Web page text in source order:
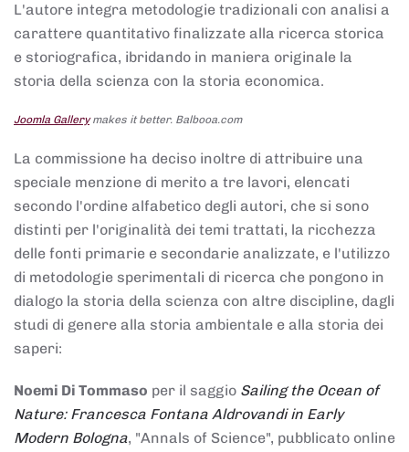
L'autore integra metodologie tradizionali con analisi a
carattere quantitativo finalizzate alla ricerca storica
e storiografica, ibridando in maniera originale la
storia della scienza con la storia economica.
Joomla Gallerymakes it better. Balbooa.com
La commissione ha deciso inoltre di attribuire una
speciale menzione di merito a tre lavori, elencati
secondo l'ordine alfabetico degli autori, che si sono
distinti per l'originalità dei temi trattati, la ricchezza
delle fonti primarie e secondarie analizzate, e l'utilizzo
di metodologie sperimentali di ricerca che pongono in
dialogo la storia della scienza con altre discipline, dagli
studi di genere alla storia ambientale e alla storia dei
saperi:
Noemi Di Tommaso per il saggio Sailing the Ocean of
Nature: Francesca Fontana Aldrovandi in Early
Modern Bologna, "Annals of Science", pubblicato online